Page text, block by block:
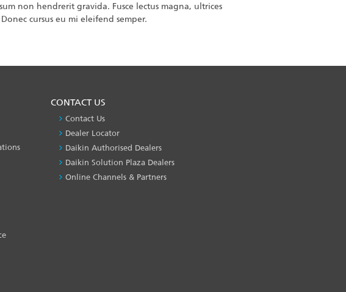
non hendrerit gravida. Fusce lectus magna, ultrices
cursus eu mi eleifend semper.
CONTACT US
Contact Us
Dealer Locator
Daikin Authorised Dealers
Daikin Solution Plaza Dealers
Online Channels & Partners